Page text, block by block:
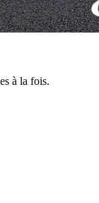
à la fois.